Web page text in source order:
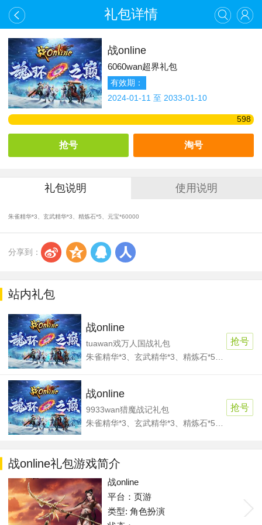
礼包详情
战online
6060wan超界礼包
有效期：
2024-01-11 至 2033-01-10
598
抢号 淘号
礼包说明 使用说明
朱雀精华*3、玄武精华*3、精炼石*5、元宝*60000
分享到： s z q r
站内礼包
战online
tuawan戏万人国战礼包
抢号
战online
9933wan猎魔战记礼包
抢号
战online礼包游戏简介
战online
平台：页游
类型: 角色扮演